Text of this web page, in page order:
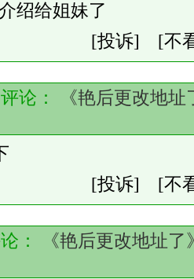
绍给姐妹了
[投诉] [不
评论：
《艳后更改地址
[投诉]
[不
：
《艳后更改地址了